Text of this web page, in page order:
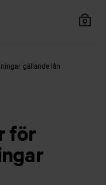
gällande lån
för